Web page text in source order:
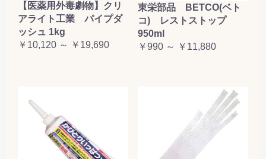
【医薬用外毒劇物】クリ
アライト工業 パイプダ
ッシュ 1kg
￥10,120 ～ ￥19,690
東栄部品 BETCO(ベト
コ) レストストップ
950ml
￥990 ～ ￥11,880